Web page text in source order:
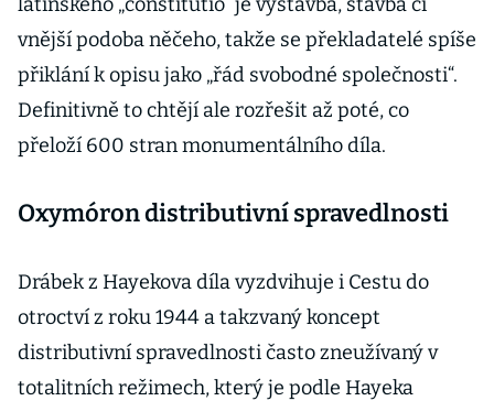
vnější podoba něčeho, takže se překladatelé spíše
přiklání k opisu jako „řád svobodné společnosti“.
Definitivně to chtějí ale rozřešit až poté, co
přeloží 600 stran monumentálního díla.
Oxymóron distributivní spravedlnosti
Drábek z Hayekova díla vyzdvihuje i Cestu do
otroctví z roku 1944 a takzvaný koncept
distributivní spravedlnosti často zneužívaný v
totalitních režimech, který je podle Hayeka